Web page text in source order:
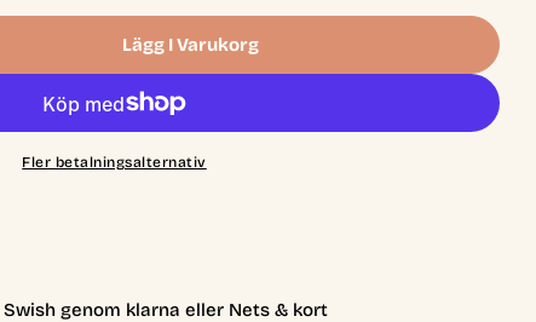
Playing Dice Set - Prismatic Glass Dice
Role Playing Dice Set - Prismatic Glass Dice
Lägg I Varukorg
Fler betalningsalternativ
genom klarna eller Nets & kort